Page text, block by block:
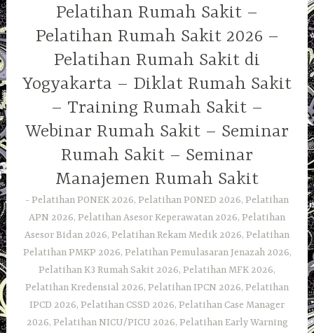
Pelatihan Rumah Sakit –
Pelatihan Rumah Sakit 2026 –
Pelatihan Rumah Sakit di
Yogyakarta – Diklat Rumah Sakit
– Training Rumah Sakit –
Webinar Rumah Sakit – Seminar
Rumah Sakit – Seminar
Manajemen Rumah Sakit
Pelatihan PONEK 2026, Pelatihan PONED 2026, Pelatihan
APN 2026, Pelatihan Asesor Keperawatan 2026, Pelatihan
Asesor Bidan 2026, Pelatihan Rekam Medik 2026, Pelatihan
Pelatihan PMKP 2026, Pelatihan Pemulasaran Jenazah 2026,
Pelatihan K3 Rumah Sakit 2026, Pelatihan MFK 2026,
Pelatihan Kredensial 2026, Pelatihan IPCN 2026, Pelatihan
IPCD 2026, Pelatihan CSSD 2026, Pelatihan Case Manager
2026, Pelatihan NICU/PICU 2026, Pelatihan Early Warning